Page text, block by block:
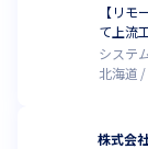
【リ
て上流
システ
北海道
株式会